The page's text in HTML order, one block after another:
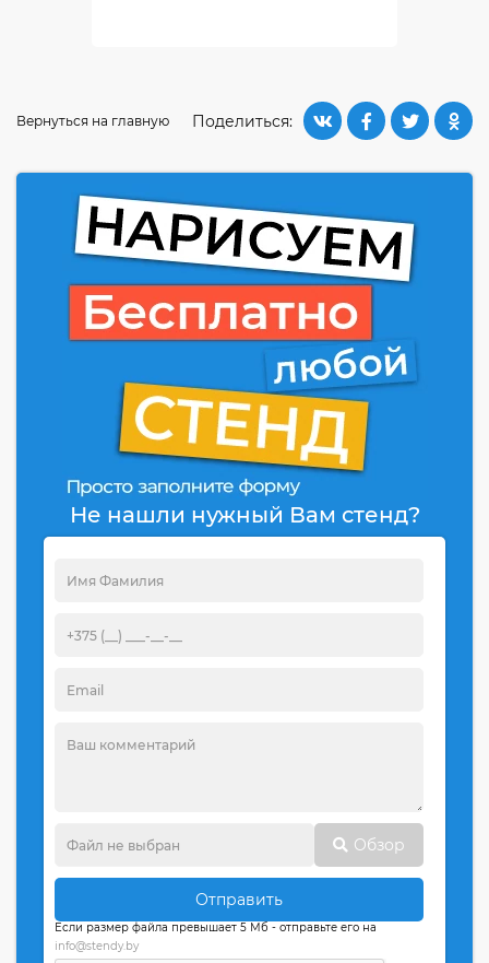
Поделиться:
Вернуться на главную
Не нашли нужный Вам стенд?
Обзор
Отправить
Если размер файла превышает 5 Мб - отправьте его на
info@stendy.by